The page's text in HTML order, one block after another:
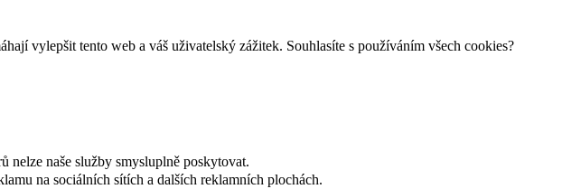
vylepšit tento web a váš uživatelský zážitek. Souhlasíte s používáním všech cookies?
nelze naše služby smysluplně poskytovat.
na sociálních sítích a dalších reklamních plochách.